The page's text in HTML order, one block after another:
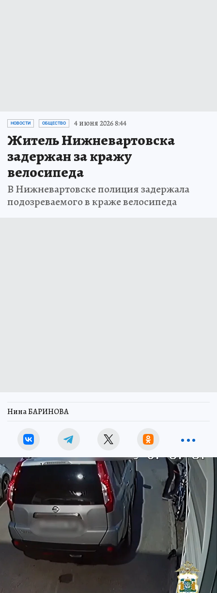
НОВОСТИ ОБЩЕСТВО 4 июня 2026 8:44
Житель Нижневартовска
задержан за кражу
велосипеда
В Нижневартовске полиция задержала
подозреваемого в краже велосипеда
Нина БАРИНОВА